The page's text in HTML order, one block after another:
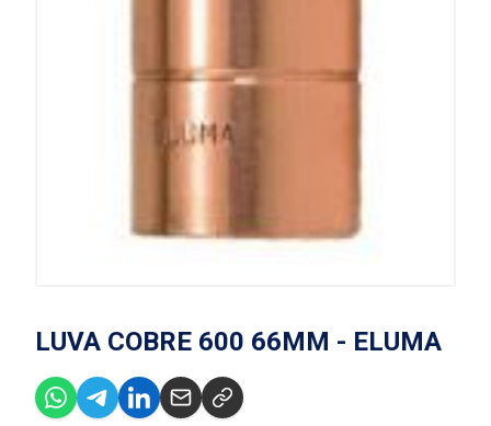
LUVA COBRE 600 66MM - ELUMA